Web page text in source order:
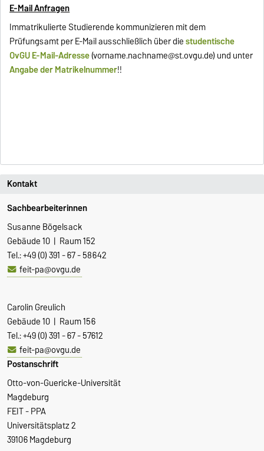
E-Mail Anfragen
Immatrikulierte Studierende kommunizieren mit dem
Prüfungsamt per E-Mail ausschließlich über diestudentische
OvGU E-Mail-Adresse(vorname.nachname@st.ovgu.de) und unter
Angabe der Matrikelnummer!!
Kontakt
Sachbearbeiterinnen
Susanne Bögelsack
Gebäude 10 | Raum 152
Tel.: +49 (0) 391 - 67 - 58642
feit-pa@ovgu.de
Carolin Greulich
Gebäude 10 | Raum 156
Tel.: +49 (0) 391 - 67 - 57612
feit-pa@ovgu.de
Postanschrift
Otto-von-Guericke-Universität
Magdeburg
FEIT - PPA
Universitätsplatz 2
39106 Magdeburg